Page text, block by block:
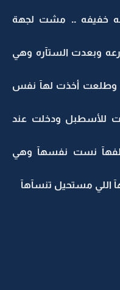
خفيفه .. مشت لجهة
وبعدت الستآره وهي
وطلعت أخذت لهآ نفس
للأسطبل ودخلت عند
نست نفسهآ وهي
اللي مستحيل تنسآهآ